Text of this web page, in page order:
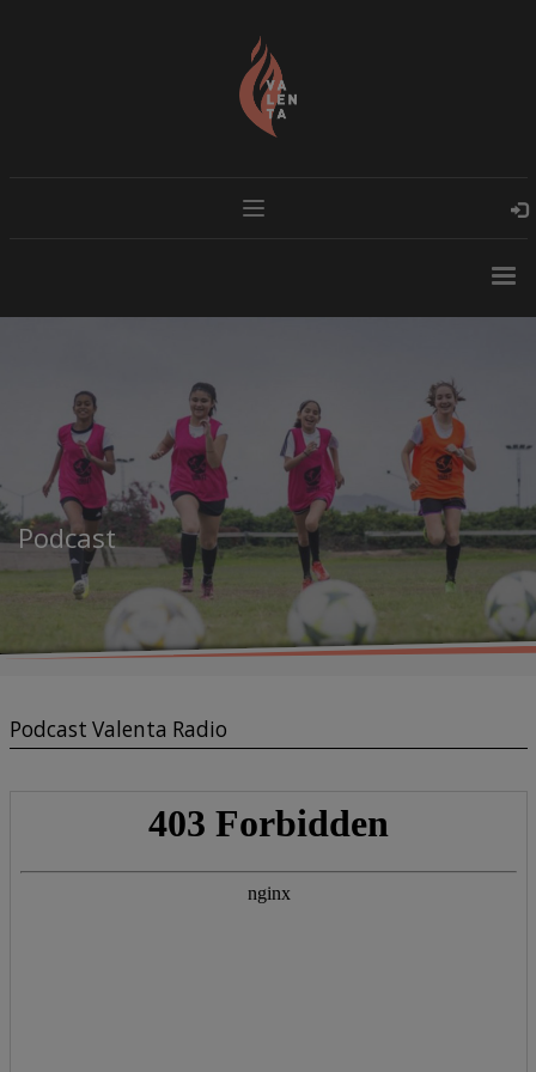
Podcast
Podcast Valenta Radio